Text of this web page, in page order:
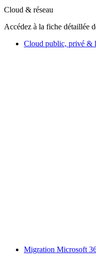
Cloud & réseau
Accédez à la fiche détaillée
Cloud public, privé &
Migration Microsoft